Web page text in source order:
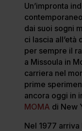
Un’impronta
dai suoi sogni
ci lascia
per sempre il
a Missoula in
carriera nel
prime
ancora oggi in
MOMA di New
Nel 1977